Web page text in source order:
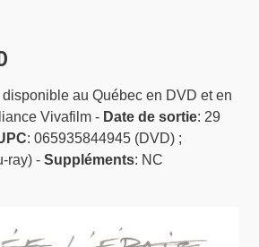
au Québec en DVD et en
Vivafilm - Date de sortie: 29
: 065935844945 (DVD) ;
ray) -Suppléments: NC